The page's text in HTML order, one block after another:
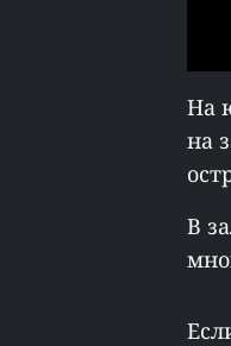
На
на
В